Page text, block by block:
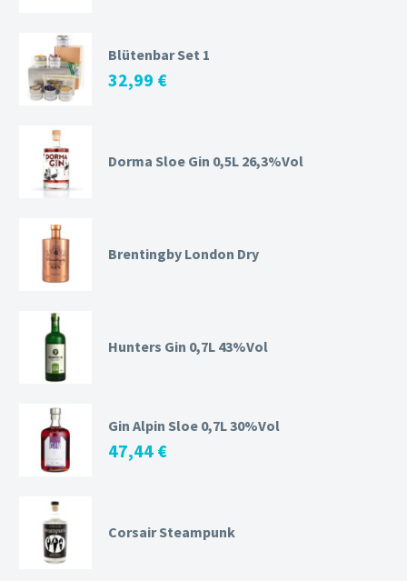
Blütenbar Set 1
32,99 €
Dorma Sloe Gin 0,5L 26,3%Vol
Brentingby London Dry
Hunters Gin 0,7L 43%Vol
Gin Alpin Sloe 0,7L 30%Vol
47,44 €
Corsair Steampunk